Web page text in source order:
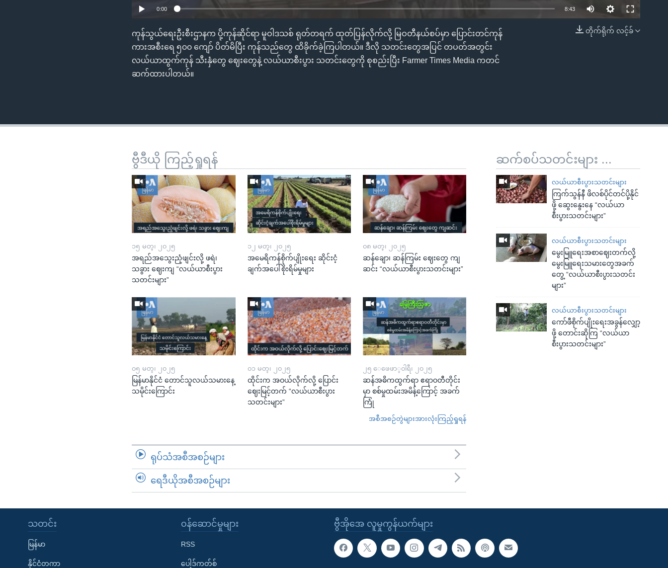
EMBED
0:00 8:43
တိုက်ရိုက် လင့်ခ်
ကုန်သွယ်ရေးဦးစီးဌာနက ပို့ကုန်ဆိုင်ရာ မူဝါဒသစ် ရုတ်တရက် ထုတ်ပြန်လိုက်လို့ မြဝတီနယ်စပ်မှာ ပြောင်းတင်ကုန်
ကားအစီးရေ ၅၀၀ ကျော် ပိတ်မိပြီး ကုန်သည်တွေ ထိခိုက်ခဲ့ကြပါတယ်။ ဒီလို သတင်းတွေအပြင် တပတ်အတွင်း
လယ်ယာထွက်ကုန် သီးနှံတွေ ဈေးတွေနဲ့ လယ်ယာစီးပွား သတင်းတွေကို စုစည်းပြီး Farmer Times Media ကတင်
ဆက်ထားပါတယ်။
ဆက်စပ်သတင်းများ ...
လယ်ယာစီးပွားသတင်းများ
ကြက်သွန်နီ ဖိလစ်ပိုင်တင်ပို့နိုင်
ဖို့ ဆွေးနွေးနေ “လယ်ယာ
စီးပွားသတင်းများ”
လယ်ယာစီးပွားသတင်းများ
မွေးမြူရေးအစာဈေးတက်လို့
မွေးမြူရေးသမားတွေအခက်
တွေ့ “လယ်ယာစီးပွားသတင်း
များ”
လယ်ယာစီးပွားသတင်းများ
ကော်ဖီစိုက်ပျိုးရေးအခွန်လျှော့
ဖို့ တောင်းဆိုကြ “လယ်ယာ
စီးပွားသတင်းများ”
ဗွီဒီယို ကြည့်ရှုရန်
၁၅ မတ္၊ ၂၀၂၅
အရည်အသွေးညံ့ဖျင်းလို့ ဖရဲ၊
သခွား ဈေးကျ “လယ်ယာစီးပွား
သတင်းများ”
၁၂ မတ္၊ ၂၀၂၅
အမေရိကန်စိုက်ပျိုးရေး ဆိုင်းငံ့
ချက်အပေါ်စိုးရိမ်မှုများ
၀၈ မတ္၊ ၂၀၂၅
ဆန်ချော၊ ဆန်ကြမ်း ဈေးတွေ ကျ
ဆင်း “လယ်ယာစီးပွားသတင်းများ”
၀၅ မတ္၊ ၂၀၂၅
မြန်မာနိုင်ငံ တောင်သူလယ်သမားနေ့
သမိုင်းကြောင်း
၀၁ မတ္၊ ၂၀၂၅
ထိုင်းက အဝယ်လိုက်လို့ ပြောင်း
ဈေးမြင့်တက် “လယ်ယာစီးပွား
သတင်းများ”
၂၅ ေဖေဖာ္၀ါရီ၊ ၂၀၂၅
ဆန်အဓိကထွက်ရာ ဧရာဝတီတိုင်း
မှာ စစ်မှုထမ်းအမိန့်ကြောင့် အခက်
ကြုံ
အစီအစဉ်တွဲများအားလုံးကြည့်ရှုရန်
ရုပ်သံအစီအစဉ်များ
ရေဒီယိုအစီအစဉ်များ
ဗွီအိုအေ လူမှုကွန်ယက်များ
သတင်း
မြန်မာ
နိုင်ငံတကာ
၀န်ဆောင်မှုများ
RSS
ပေါ့ဒ်ကတ်စ်